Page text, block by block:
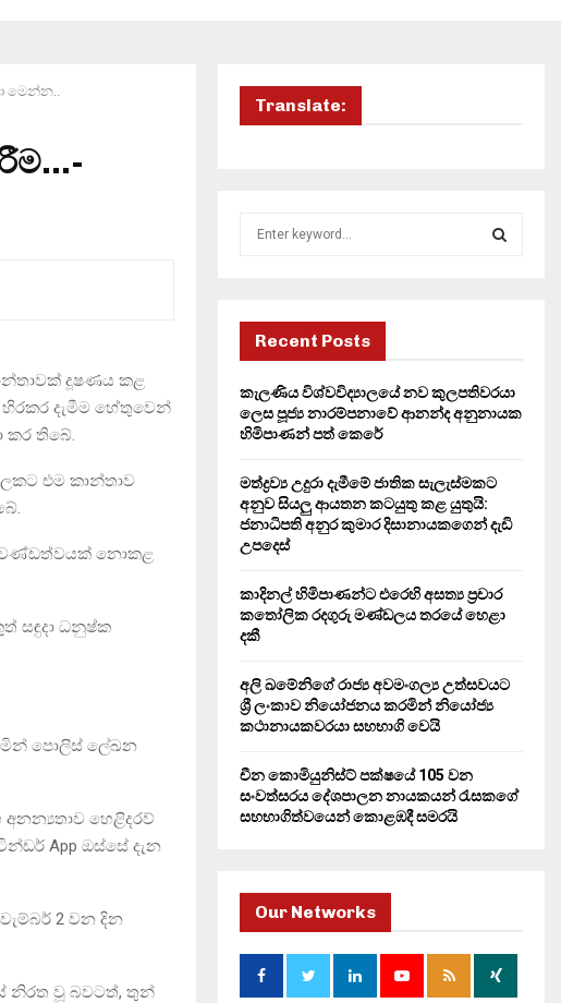
මෙන්න..
දූෂණය කළ
දැමීම හේතුවෙන්
තිබේ.
එම කාන්තාව
නොකළ
සඳුදා ධනුෂ්ක
පොලිස් ලේඛන
හෙළිදරව්
App ඔස්සේ දැන
2 වන දින
නිරත වූ බවටත්, තුන්
Translate:
f
r
:
R
Recent Posts
කැලණිය විශ්වවිද්‍යාලයේ නව කුලපතිවරයා
ලෙස පූජ්‍ය නාරම්පනාවේ ආනන්ද අනුනායක
හිමිපාණන් පත් කෙරේ
මත්ද්‍රව්‍ය උදුරා දැමීමේ ජාතික සැලැස්මකට
අනුව සියලු ආයතන කටයුතු කළ යුතුයි:
ජනාධිපති අනුර කුමාර දිසානායකගෙන් දැඩි
උපදෙස්
කාදිනල් හිමිපාණන්ට එරෙහි අසත්‍ය ප්‍රචාර
කතෝලික රදගුරු මණ්ඩලය තරයේ හෙළා
දකී
අලි ඛමේනිගේ රාජ්‍ය අවමංගල්‍ය උත්සවයට
ශ්‍රී ලංකාව නියෝජනය කරමින් නියෝජ්‍ය
කථානායකවරයා සහභාගි වෙයි
චීන කොමියුනිස්ට් පක්ෂයේ 105 වන
සංවත්සරය දේශපාලන නායකයන් රැසකගේ
සහභාගිත්වයෙන් කොළඹදී සමරයි
Our Networks